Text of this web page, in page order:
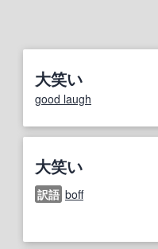
大笑い
good laugh
大笑い
訳語 boff